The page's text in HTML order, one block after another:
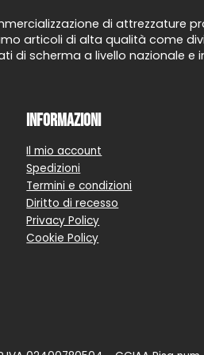
di attrezzature
articoli di alta qualità come
di scherma a livello nazionale e
Informazioni
Il mio account
Spedizioni
Termini e condizioni
Diritto di recesso
Privacy Policy
Cookie Policy